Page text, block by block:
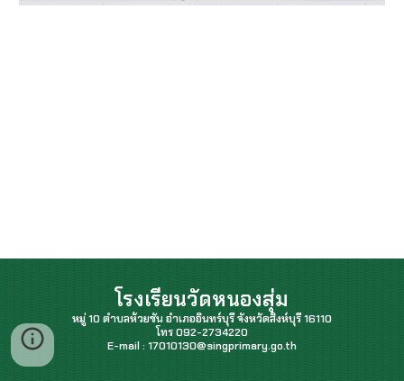
โรงเรียนวัดหนองสุ่ม
หมู่ 10 ตำบลห้วยชัน อำเภออินทร์บุรี จังหวัดสิงห์บุรี 16110
โทร 092-2734220
E-mail : 17010130@singprimary.go.th